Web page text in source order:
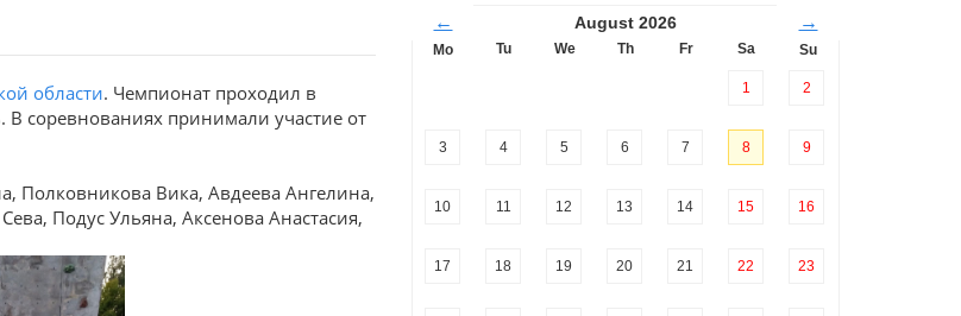
области. Чемпионат проходил в
В соревнованиях принимали участие от
Полковникова Вика, Авдеева Ангелина,
Подус Ульяна, Аксенова Анастасия,
← August 2026 →
Mo Tu We Th Fr Sa Su
1 2
3 4 5 6 7 8 9
10 11 12 13 14 15 16
17 18 19 20 21 22 23